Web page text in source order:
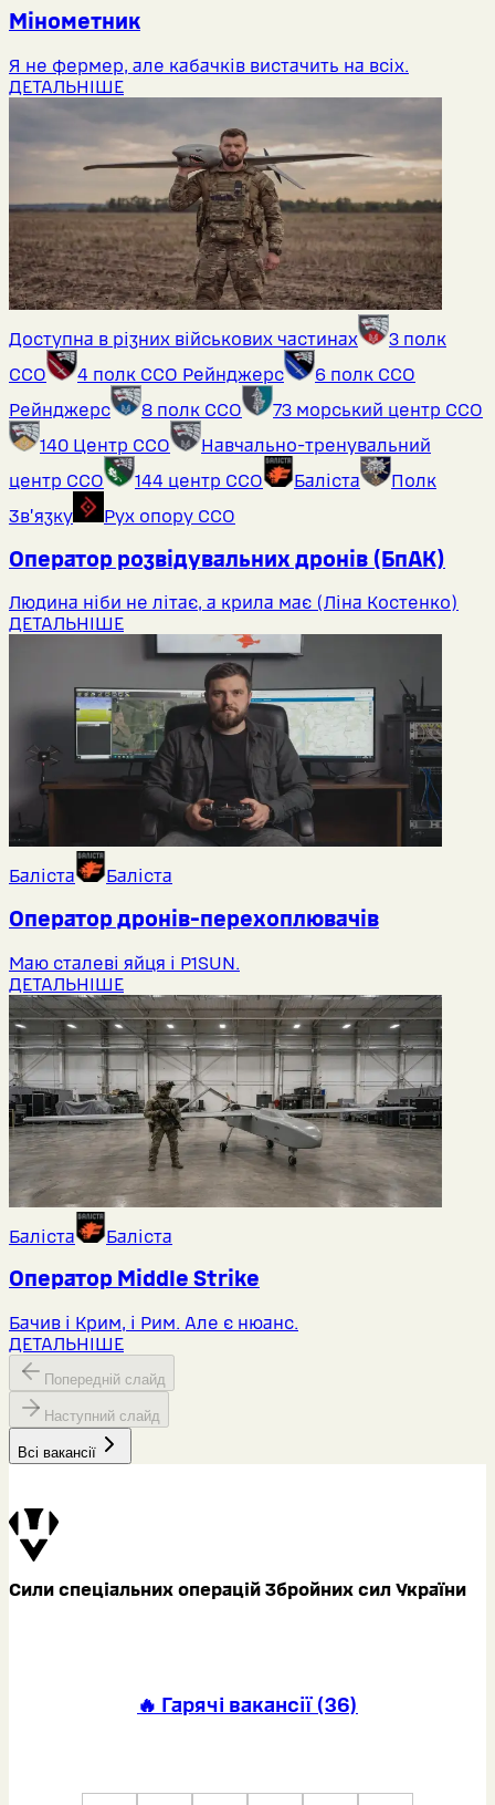
Мінометник
Я не фермер, але кабачків вистачить на всіх.
ДЕТАЛЬНІШЕ
Доступна в різних військових частинах
3 полк
ССО
4 полк ССО Рейнджерс
6 полк ССО
Рейнджерс
8 полк ССО
73 морський центр ССО
140 Центр ССО
Навчально-тренувальний
центр ССО
144 центр ССО Баліста
Полк
Звʼязку
Рух опору ССО
Оператор розвідувальних дронів (БпАК)
Людина ніби не літає, а крила має (Ліна Костенко)
ДЕТАЛЬНІШЕ
Баліста Баліста
Оператор дронів-перехоплювачів
Маю сталеві яйця і P1SUN.
ДЕТАЛЬНІШЕ
Баліста Баліста
Оператор Middlе Strike
Бачив і Крим, і Рим. Але є нюанс.
ДЕТАЛЬНІШЕ
Попередній слайд
Наступний слайд
Всі вакансії
Сили спеціальних операцій Збройних сил України
🔥 Гарячі вакансії(36)